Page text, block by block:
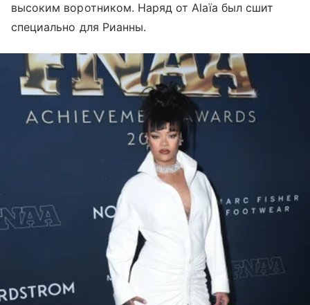
высоким воротником. Наряд от Alaïa был сшит
специально для Рианны.